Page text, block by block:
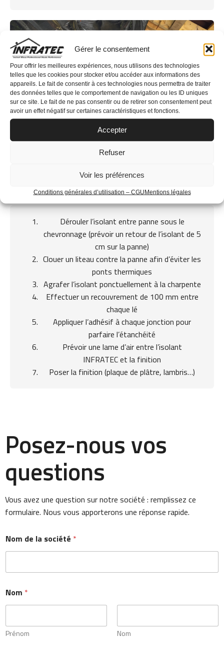
Gérer le consentement
Pour offrir les meilleures expériences, nous utilisons des technologies
telles que les cookies pour stocker et/ou accéder aux informations des
appareils. Le fait de consentir à ces technologies nous permettra de traiter
des données telles que le comportement de navigation ou les ID uniques
sur ce site. Le fait de ne pas consentir ou de retirer son consentement peut
avoir un effet négatif sur certaines caractéristiques et fonctions.
Accepter
Refuser
Voir les préférences
Conditions générales d’utilisation – CGUMentions légales
INFRACOMBLE
Sans complément d’isolation
Dérouler l’isolant entre panne sous le
chevronnage (prévoir un retour de l’isolant de 5
cm sur la panne)
Clouer un liteau contre la panne afin d’éviter les
ponts thermiques
Agrafer l’isolant ponctuellement à la charpente
Effectuer un recouvrement de 100 mm entre
chaque lé
Appliquer l’adhésif à chaque jonction pour
parfaire l’étanchéité
Prévoir une lame d’air entre l’isolant
INFRATEC et la finition
Poser la finition (plaque de plâtre, lambris…)
Posez-nous vos
questions
Vous avez une question sur notre société : remplissez ce
formulaire. Nous vous apporterons une réponse rapide.
Nom de la société *
Nom *
Prénom Nom